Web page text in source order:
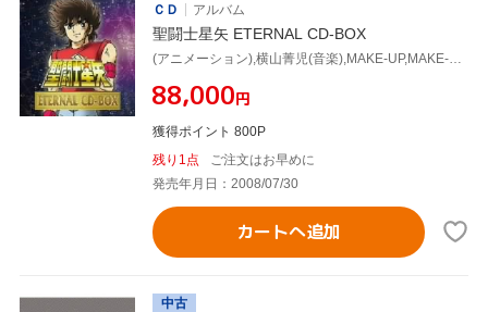
ＣＤ
アルバム
聖闘士星矢 ETERNAL CD-BOX
(アニメーション),横山菁児(音楽),MAKE-UP,MAKE-UP PROJECT,影山ヒロノブ&BROADWAY,堀江美都子,影山ヒロノブ,当山ひとみ
¥88,000円
獲得ポイント 800P
残り1点
ご注文はお早めに
発売年月日：2008/07/30
カートへ追加
中古